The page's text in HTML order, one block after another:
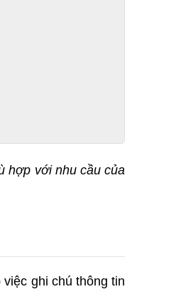
hợp với nhu cầu của
ghi chú thông tin